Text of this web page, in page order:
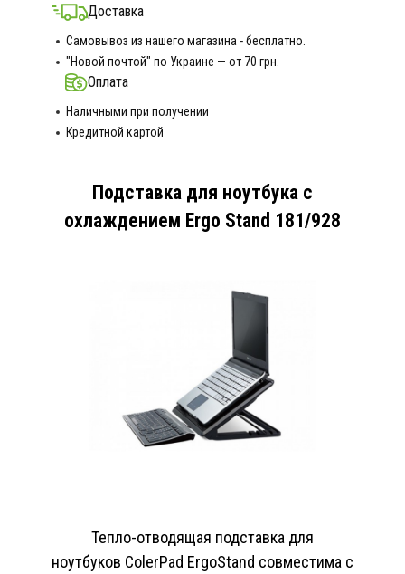
Доставка
Самовывоз из нашего магазина - бесплатно.
"Новой почтой" по Украине — от 70 грн.
Оплата
Наличными при получении
Кредитной картой
Подставка для ноутбука с
охлаждением Ergo Stand 181/928
Тепло-отводящая подставка для
ноутбуков ColerPad ErgoStand совместима с